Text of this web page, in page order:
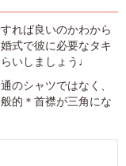
れば良いのかわから
式で彼に必要なタキ
いしましょう♩
のシャツではなく、
的＊首襟が三角にな